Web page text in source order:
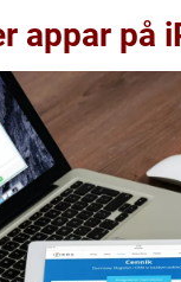
appar på